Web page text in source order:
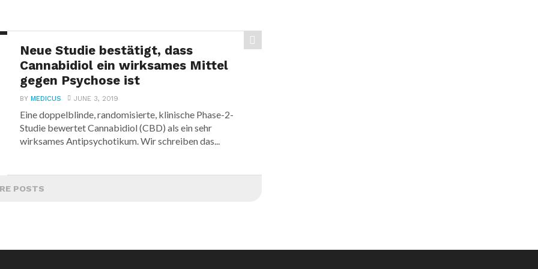
Neue Studie bestätigt, dass
Cannabidiol ein wirksames Mittel
gegen Psychose ist
BYMEDICUS JUNE 3, 2019
Eine doppelblinde, randomisierte, klinische Phase-2-
Studie bewertet Cannabidiol (CBD) als ein sehr
wirksames Antipsychotikum. Wir schreiben das...
POSTS